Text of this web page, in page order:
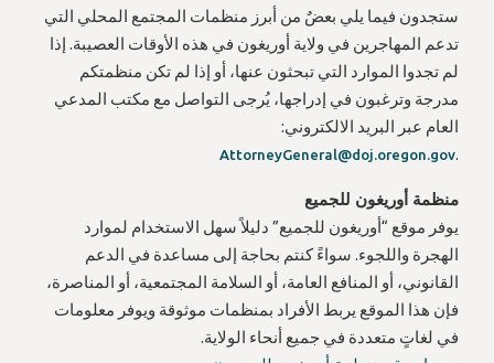
ستجدون فيما يلي بعضٌ من أبرز منظمات المجتمع المحلي التي
تدعم المهاجرين في ولاية أوريغون في هذه الأوقات العصيبة. إذا
لم تجدوا الموارد التي تبحثون عنها، أو إذا لم تكن منظمتكم
مدرجة وترغبون في إدراجها، يُرجى التواصل مع مكتب المدعي
العام عبر البريد الالكتروني:
AttorneyGeneral@doj.oregon.gov.
منظمة أوريغون للجميع
يوفر موقع “أوريغون للجميع” دليلاً سهل الاستخدام لموارد
الهجرة واللجوء. سواءً كنتم بحاجة إلى مساعدة في الدعم
القانوني، أو المنافع العامة، أو السلامة المجتمعية، أو المناصرة،
فإن هذا الموقع يربط الأفراد بمنظمات موثوقة ويوفر معلومات
في لغاتٍ متعددة في جميع أنحاء الولاية.